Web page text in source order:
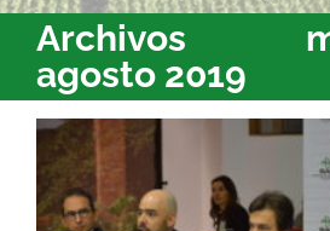
Archivos
agosto 2019